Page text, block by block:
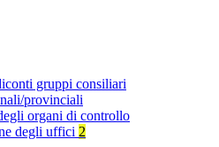
gruppi consiliari
provinciali
organi di controllo
degli uffici 2